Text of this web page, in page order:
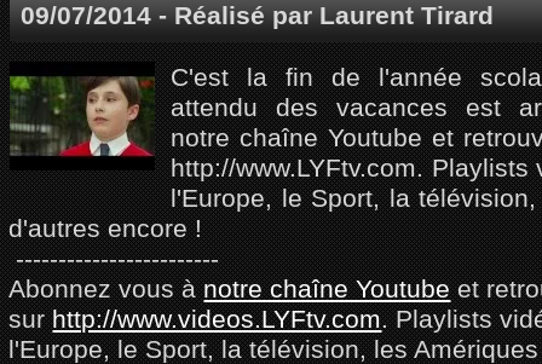
09/07/2014 - Réalisé par Laurent Tirard
C'est la fin de l'année
attendu des vacances est
notre chaîne Youtube et
http://www.LYFtv.com.
l'Europe, le Sport, la
d'autres encore !
------------------------
Abonnez vous ànotre chaîne Youtubeet
surhttp://www.videos.LYFtv.com. Playlists
l'Europe, le Sport, la télévision, les